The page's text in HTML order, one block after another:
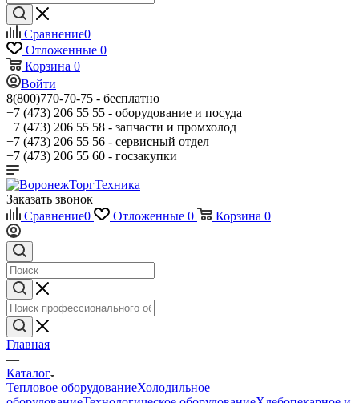
Сравнение0
Отложенные 0
Корзина 0
Войти
8(800)770-70-75 - бесплатно
+7 (473) 206 55 55 - оборудование и посуда
+7 (473) 206 55 58 - запчасти и промхолод
+7 (473) 206 55 56 - сервисный отдел
+7 (473) 206 55 60 - госзакупки
Заказать звонок
Сравнение0 Отложенные 0 Корзина 0
Главная
—
Каталог
Тепловое оборудованиеХолодильное